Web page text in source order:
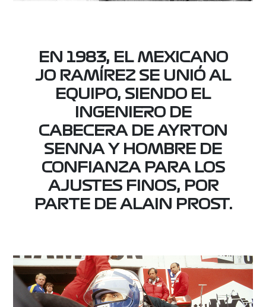
EN 1983, EL MEXICANO
JO RAMÍREZ SE UNIÓ AL
EQUIPO, SIENDO EL
INGENIERO DE
CABECERA DE AYRTON
SENNA Y HOMBRE DE
CONFIANZA PARA LOS
AJUSTES FINOS, POR
PARTE DE ALAIN PROST.